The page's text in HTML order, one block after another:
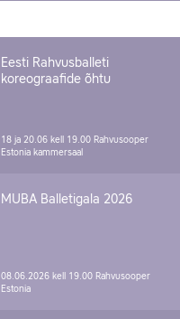
Eesti Rahvusballeti
koreograafide õhtu
18 ja 20.06 kell 19.00 Rahvusooper
Estonia kammersaal
MUBA Balletigala 2026
08.06.2026 kell 19.00 Rahvusooper
Estonia